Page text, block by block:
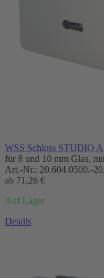
WSS Schloss STUDIO
für 8 und 10 mm Glas,
Art.-Nr.: 20.604.0500.-
ab 71,26 €
Auf Lager
Details